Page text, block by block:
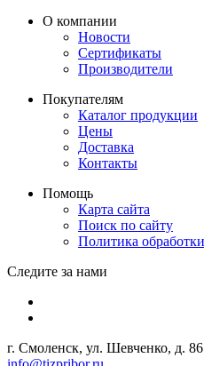
О компании
Новости
Сертификаты
Производители
Покупателям
Каталог продукции
Цены
Доставка
Контакты
Помощь
Карта сайта
Поиск по сайту
Политика
Следите за нами
г. Смоленск, ул. Шевченко, д. 86